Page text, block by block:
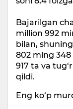
Bajarilgan
million 992
bilan,
802 ming
917 ta va
qildi.
Eng ko‘p